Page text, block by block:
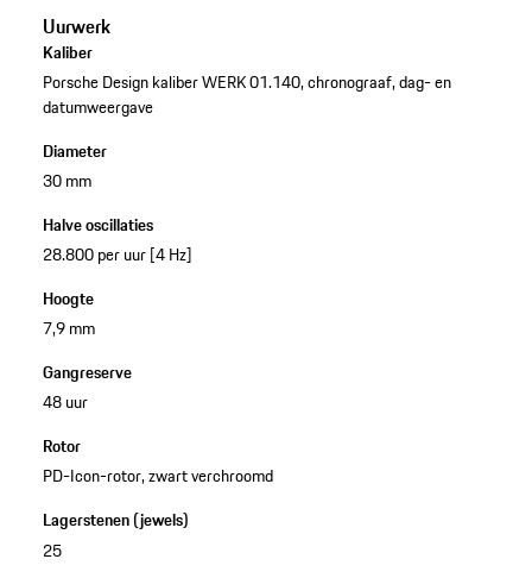
Uurwerk
Kaliber
Porsche Design kaliber WERK 01.140, chronograaf, dag- en
datumweergave
Diameter
30 mm
Halve oscillaties
28.800 per uur [4 Hz]
Hoogte
7,9 mm
Gangreserve
48 uur
Rotor
PD-Icon-rotor, zwart verchroomd
Lagerstenen (jewels)
25